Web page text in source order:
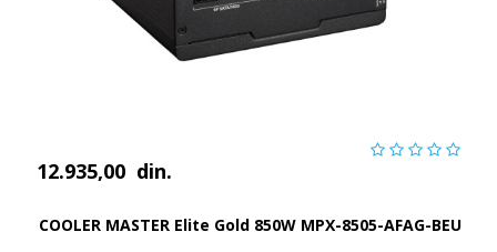
12.935,00 din.
COOLER MASTER Elite Gold 850W MPX-8505-AFAG-BEU